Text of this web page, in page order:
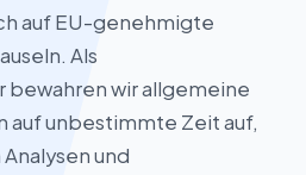
auf EU-genehmigte
Als
wir allgemeine
auf unbestimmte Zeit auf,
und